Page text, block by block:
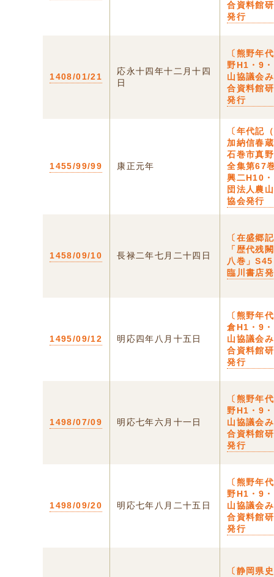
合資料館
発行
1408/01/21
応永十四年十二月十四
日
〔熊野年
野H1・9
山協議会
合資料館
発行
1455/99/99 康正元年
〔年代記
加納信春
石巻市真
全集第67
興二H10
団法人農
協会発行
1458/09/10 長禄二年七月二十四日
〔在盛郷
「歴代残
八巻」
臨川書店
1495/09/12 明応四年八月十五日
〔熊野年
倉H1・9
山協議会
合資料館
発行
1498/07/09 明応七年六月十一日
〔熊野年
野H1・9
山協議会
合資料館
発行
1498/09/20 明応七年八月二十五日
〔熊野年
野H1・9
山協議会
合資料館
発行
〔静岡県